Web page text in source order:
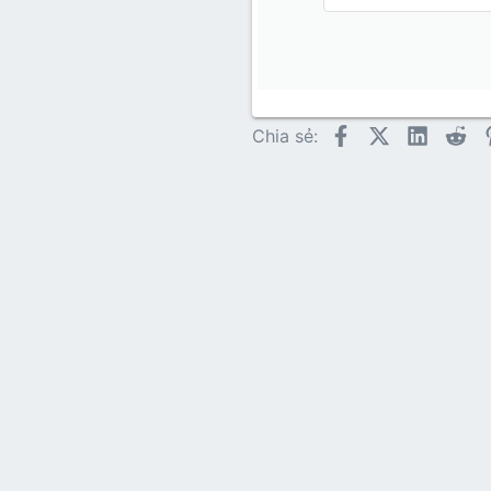
18
Chia sẻ: FacebookX (Twitter)